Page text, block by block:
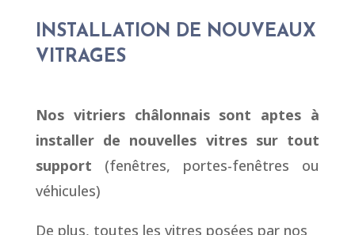
INSTALLATION DE NOUVEAUX
VITRAGES
Nos vitriers châlonnais sont aptes à
installer de nouvelles vitres sur tout
support (fenêtres, portes-fenêtres ou
véhicules)
De plus, toutes les vitres posées par nos